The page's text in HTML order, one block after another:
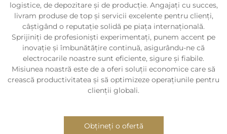
logistice, de depozitare și de producție. Angajați cu succes,
livram produse de top și servicii excelente pentru clienți,
câștigând o reputație solidă pe piața internațională.
Sprijiniți de profesioniști experimentați, punem accent pe
inovație și îmbunătățire continuă, asigurându-ne că
electrocarile noastre sunt eficiente, sigure și fiabile.
Misiunea noastră este de a oferi soluții economice care să
crească productivitatea și să optimizeze operațiunile pentru
clienții globali.
Obțineți o ofertă